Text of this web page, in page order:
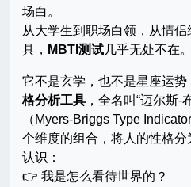
场白。
从大学生到职场白领，从情
具， MBTI测试几乎无处不在。
它不是玄学，也不是星座运
格分析工具 ，全名叫“迈尔斯-
（Myers-Briggs Type
个维度的组合，将人的性格
认识：
👉 我是怎么看待世界的？